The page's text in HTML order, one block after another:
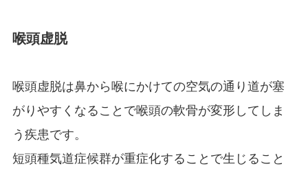
喉頭虚脱
喉頭虚脱は鼻から喉にかけての空気の通り道が塞
がりやすくなることで喉頭の軟骨が変形してしま
う疾患です。
短頭種気道症候群が重症化することで生じること